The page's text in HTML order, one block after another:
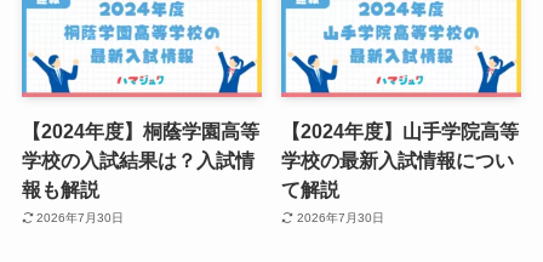
【2024年度】桐蔭学園高等
学校の入試結果は？入試情
報も解説
2026年7月30日
【2024年度】山手学院高等
学校の最新入試情報につい
て解説
2026年7月30日